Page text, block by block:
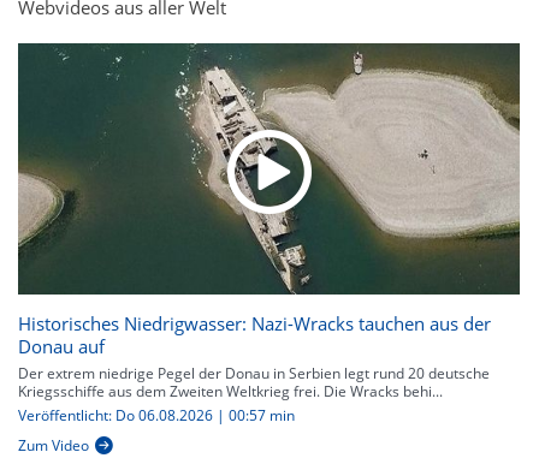
Webvideos aus aller Welt
Historisches Niedrigwasser: Nazi-Wracks tauchen aus der
Donau auf
Der extrem niedrige Pegel der Donau in Serbien legt rund 20 deutsche
Kriegsschiffe aus dem Zweiten Weltkrieg frei. Die Wracks behi...
Veröffentlicht: Do 06.08.2026 | 00:57 min
Zum Video